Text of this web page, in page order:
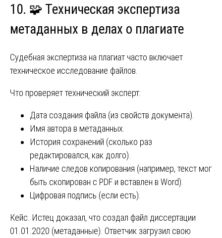
10. 🧩 Техническая экспертиза
метаданных в делах о плагиате
Судебная экспертиза на плагиат часто включает
техническое исследование файлов.
Что проверяет технический эксперт:
Дата создания файла (из свойств документа).
Имя автора в метаданных.
История сохранений (сколько раз
редактировался, как долго).
Наличие следов копирования (например, текст мог
быть скопирован с PDF и вставлен в Word).
Цифровая подпись (если есть).
Кейс. Истец доказал, что создал файл диссертации
01.01.2020 (метаданные). Ответчик загрузил свою